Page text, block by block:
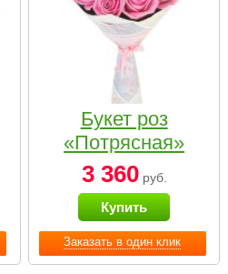
Заказать в один клик
Букет роз
«Потрясная»
3 360руб.
Купить